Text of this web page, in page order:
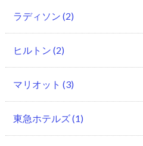
ラディソン (2)
ヒルトン (2)
マリオット (3)
東急ホテルズ(1)